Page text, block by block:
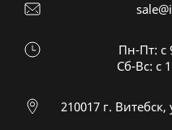
Пн-Пт: с
Cб-Вс: с
210017 г. Витебск,